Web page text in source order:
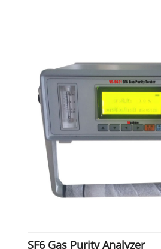
SF6 Gas Purity Analyzer